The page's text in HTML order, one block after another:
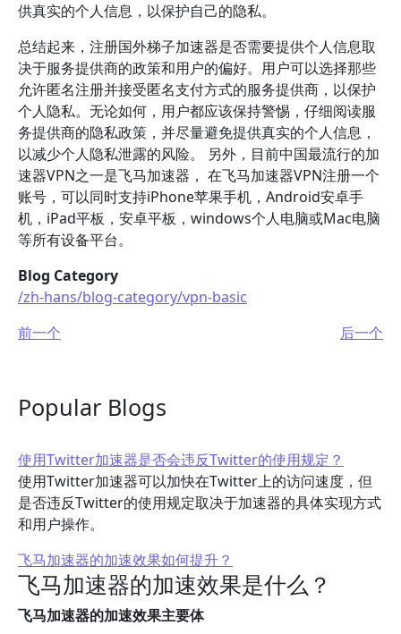
供真实的个人信息，以保护自己的隐私。
总结起来，注册国外梯子加速器是否需要提供个人信息取
决于服务提供商的政策和用户的偏好。用户可以选择那些
允许匿名注册并接受匿名支付方式的服务提供商，以保护
个人隐私。无论如何，用户都应该保持警惕，仔细阅读服
务提供商的隐私政策，并尽量避免提供真实的个人信息，
以减少个人隐私泄露的风险。 另外，目前中国最流行的加
速器VPN之一是飞马加速器， 在飞马加速器VPN注册一个
账号，可以同时支持iPhone苹果手机，Android安卓手
机，iPad平板，安卓平板，windows个人电脑或Mac电脑
等所有设备平台。
Blog Category
/zh-hans/blog-category/vpn-basic
前一个
后一个
Popular Blogs
使用Twitter加速器是否会违反Twitter的使用规定？
使用Twitter加速器可以加快在Twitter上的访问速度，但
是否违反Twitter的使用规定取决于加速器的具体实现方式
和用户操作。
飞马加速器的加速效果如何提升？
飞马加速器的加速效果是什么？
飞马加速器的加速效果主要体